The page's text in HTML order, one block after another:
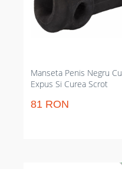
Manseta Penis Negru
Expus Si Curea Scrot
81 RON
sexuale când vrei grosime
fără a bloca vârful expus.